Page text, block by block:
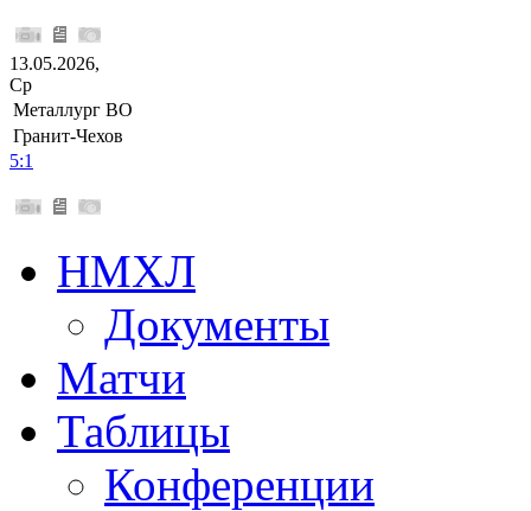
13.05.2026,
Ср
Металлург ВО
Гранит-Чехов
5:1
НМХЛ
Документы
Матчи
Таблицы
Конференции